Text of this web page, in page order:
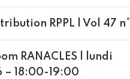
RPPL | Vol 47 n°1
RANACLES | lundi
18:00-19:00